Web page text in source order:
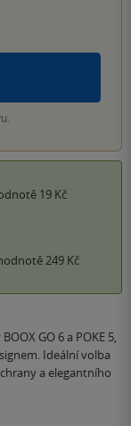
19 Kč
249 Kč
GO 6 a POKE 5,
Ideální volba
a elegantního